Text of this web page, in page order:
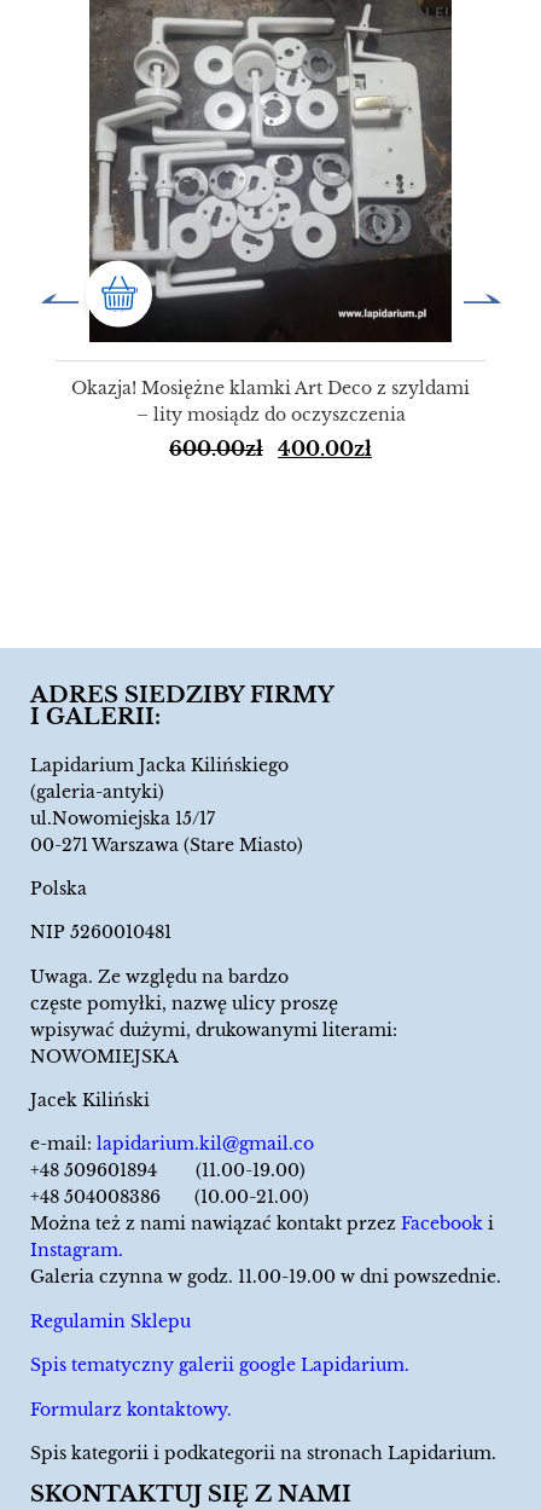
SALE!
Okazja! Mosiężne klamki Art Deco z szyldami
– lity mosiądz do oczyszczenia
600.00zł 400.00zł
ADRES SIEDZIBY FIRMY
I GALERII:
Lapidarium Jacka Kilińskiego
(galeria-antyki)
ul.Nowomiejska 15/17
00-271 Warszawa (Stare Miasto)
Polska
NIP 5260010481
Uwaga. Ze względu na bardzo
częste pomyłki, nazwę ulicy proszę
wpisywać dużymi, drukowanymi literami:
NOWOMIEJSKA
Jacek Kiliński
e-mail: lapidarium.kil@gmail.co
+48 509601894 (11.00-19.00)
+48 504008386 (10.00-21.00)
Można też z nami nawiązać kontakt przez Facebook i
Instagram.
Galeria czynna w godz. 11.00-19.00 w dni powszednie.
Regulamin Sklepu
Spis tematyczny galerii google Lapidarium.
Formularz kontaktowy.
Spis kategorii i podkategorii na stronach Lapidarium.
SKONTAKTUJ SIĘ Z NAMI